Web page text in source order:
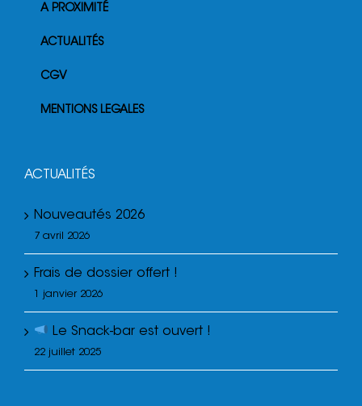
A PROXIMITÉ
ACTUALITÉS
CGV
MENTIONS LEGALES
ACTUALITÉS
Nouveautés 2026
7 avril 2026
Frais de dossier offert !
1 janvier 2026
Le Snack-bar est ouvert !
22 juillet 2025